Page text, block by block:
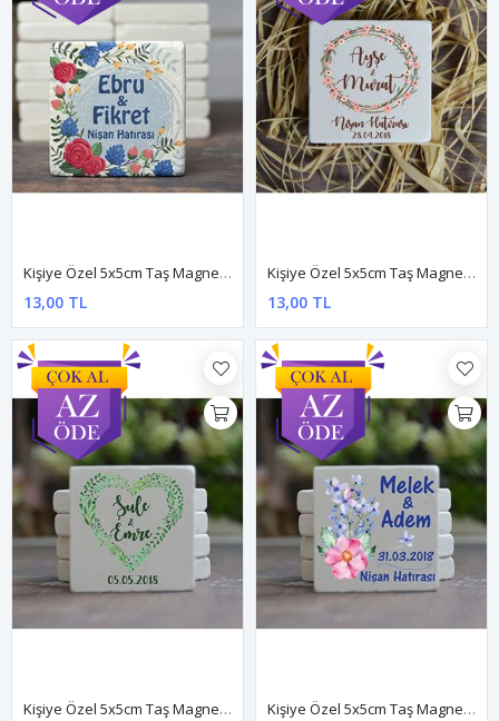
Kişiye Özel 5x5cm Taş Magnet - Dnts034
13,00 TL
Kişiye Özel 5x5cm Taş Magnet - Dnts036
13,00 TL
Kişiye Özel 5x5cm Taş Magnet - Dnts038 Kişiye Özel 5x5cm Taş Magnet - Dnts039